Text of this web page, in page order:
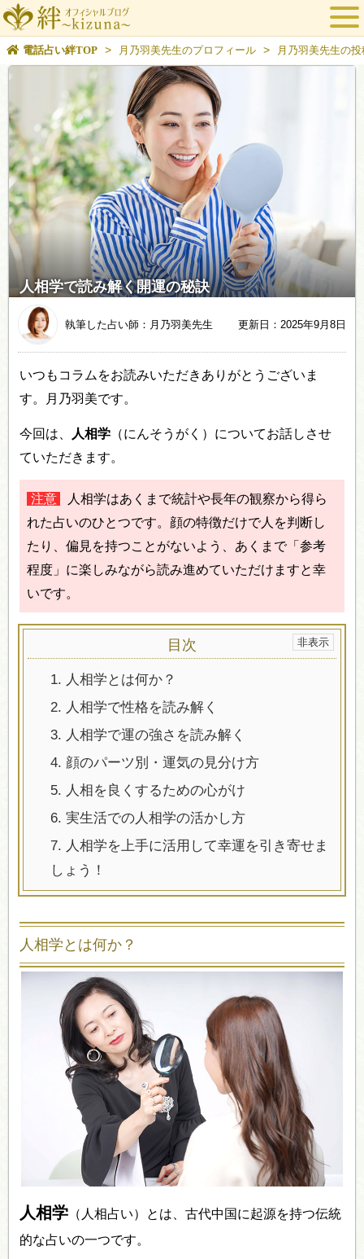
電話占い絆TOP > 月乃羽美先生のプロフィール > 月乃羽美先生の
人相学で読み解く開運の秘訣
執筆した占い師：月乃羽美先生 更新日：2025年9月8日
いつもコラムをお読みいただきありがとうございま
す。月乃羽美です。
今回は、 人相学 （にんそうがく）についてお話しさせ
ていただきます。
注意
人相学はあくまで統計や長年の観察から得ら
れた占いのひとつです。顔の特徴だけで人を判断し
たり、偏見を持つことがないよう、あくまで「参考
程度」に楽しみながら読み進めていただけますと幸
いです。
目次
1. 人相学とは何か？
2. 人相学で性格を読み解く
3. 人相学で運の強さを読み解く
4. 顔のパーツ別・運気の見分け方
5. 人相を良くするための心がけ
6. 実生活での人相学の活かし方
7. 人相学を上手に活用して幸運を引き寄せま
しょう！
人相学とは何か？
人相学 （人相占い）とは、古代中国に起源を持つ伝統
的な占いの一つです。